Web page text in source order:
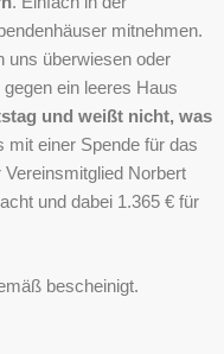
mitnehmen.
uns überwiesen oder
ein leeres Haus
und weißt nicht, was
mit einer Spende für das
Norbert
und dabei 1.365 € für
bescheinigt.